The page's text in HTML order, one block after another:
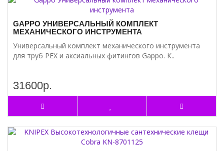
GAPPO УНИВЕРСАЛЬНЫЙ КОМПЛЕКТ
МЕХАНИЧЕСКОГО ИНСТРУМЕНТА
Универсальный комплект механического инструмента
для труб PEX и аксиальных фитингов Gappo. К..
31600р.